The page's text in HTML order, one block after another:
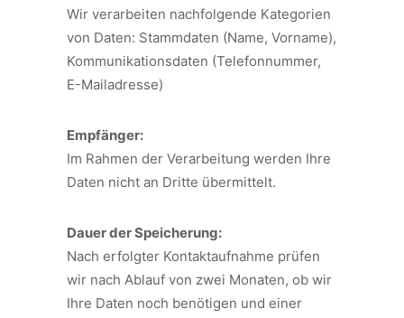
Wir verarbeiten nachfolgende Kategorien
von Daten: Stammdaten (Name, Vorname),
Kommunikationsdaten (Telefonnummer,
E-Mailadresse)
Empfänger:
Im Rahmen der Verarbeitung werden Ihre
Daten nicht an Dritte übermittelt.
Dauer der Speicherung:
Nach erfolgter Kontaktaufnahme prüfen
wir nach Ablauf von zwei Monaten, ob wir
Ihre Daten noch benötigen und einer